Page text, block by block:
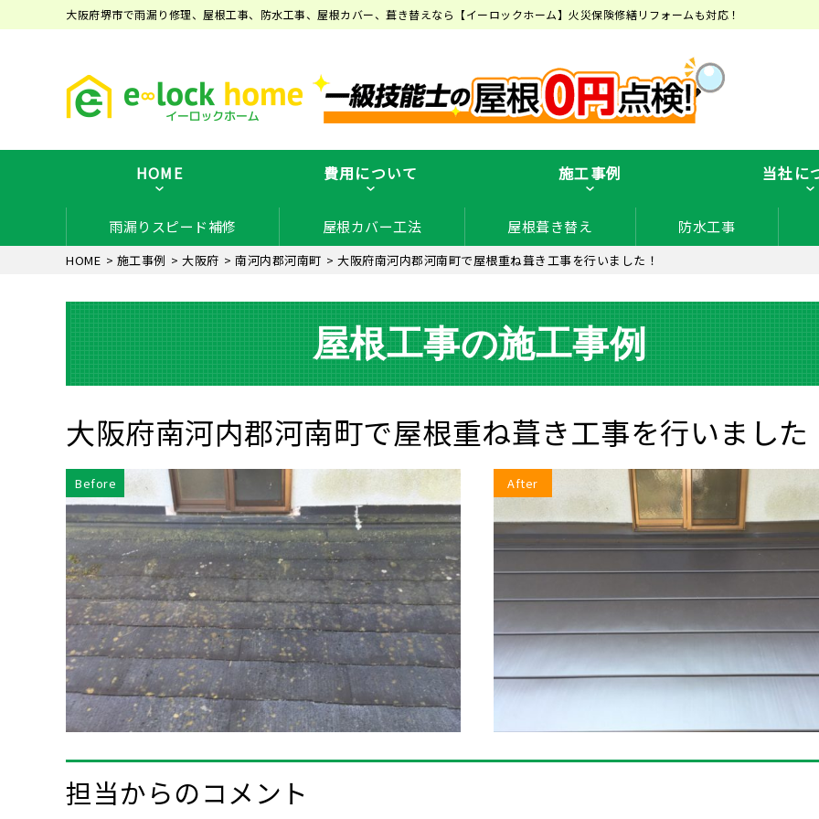
大阪府堺市で雨漏り修理、屋根工事、防水工事、屋根カバー、葺き替えなら【イーロックホーム】火災保険修繕リフォームも対応！
HOME 費用について 施工事例 当社に
雨漏りスピード補修 屋根カバー工法 屋根葺き替え 防水工事
HOME > 施工事例 > 大阪府 > 南河内郡河南町 > 大阪府南河内郡河南町で屋根重ね葺き工事を行いました！
屋根工事の施工事例
大阪府南河内郡河南町で屋根重ね葺き工事を行いました
Before After
担当からのコメント